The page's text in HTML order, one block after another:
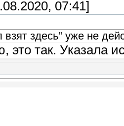
07:41]
здесь" уже не
это так. Указала